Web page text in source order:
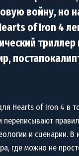
войну, но
of Iron 4
Hearts of Iron 4 в
и сценарии. В
где можно не